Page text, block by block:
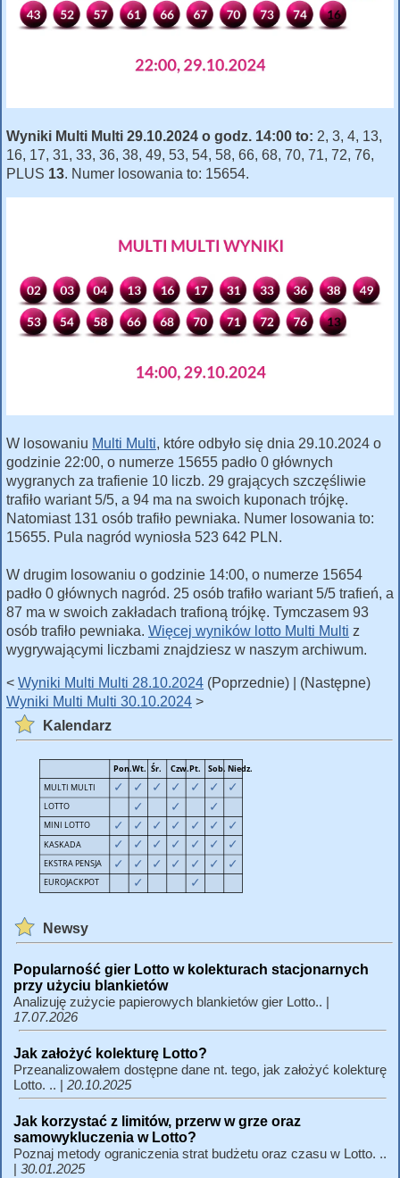
Wyniki Multi Multi 29.10.2024 o godz. 14:00 to: 2, 3, 4, 13,
16, 17, 31, 33, 36, 38, 49, 53, 54, 58, 66, 68, 70, 71, 72, 76,
PLUS 13. Numer losowania to: 15654.
W losowaniu Multi Multi, które odbyło się dnia 29.10.2024 o
godzinie 22:00, o numerze 15655 padło 0 głównych
wygranych za trafienie 10 liczb. 29 grających szczęśliwie
trafiło wariant 5/5, a 94 ma na swoich kuponach trójkę.
Natomiast 131 osób trafiło pewniaka. Numer losowania to:
15655. Pula nagród wyniosła 523 642 PLN.
W drugim losowaniu o godzinie 14:00, o numerze 15654
padło 0 głównych nagród. 25 osób trafiło wariant 5/5 trafień, a
87 ma w swoich zakładach trafioną trójkę. Tymczasem 93
osób trafiło pewniaka. Więcej wyników lotto Multi Multi z
wygrywającymi liczbami znajdziesz w naszym archiwum.
< Wyniki Multi Multi 28.10.2024 (Poprzednie) | (Następne)
Wyniki Multi Multi 30.10.2024 >
Kalendarz
Newsy
Popularność gier Lotto w kolekturach stacjonarnych
przy użyciu blankietów
Analizuję zużycie papierowych blankietów gier Lotto.. |
17.07.2026
Jak założyć kolekturę Lotto?
Przeanalizowałem dostępne dane nt. tego, jak założyć kolekturę
Lotto. .. | 20.10.2025
Jak korzystać z limitów, przerw w grze oraz
samowykluczenia w Lotto?
Poznaj metody ograniczenia strat budżetu oraz czasu w Lotto. ..
| 30.01.2025